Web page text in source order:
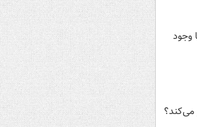
با وجود
می‌کند؟